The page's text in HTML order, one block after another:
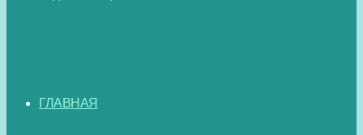
ГЛАВНАЯ